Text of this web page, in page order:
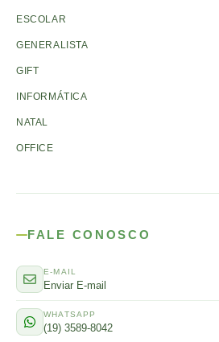
ESCOLAR
GENERALISTA
GIFT
INFORMÁTICA
NATAL
OFFICE
FALE CONOSCO
E-MAIL
Enviar E-mail
WHATSAPP
(19) 3589-8042